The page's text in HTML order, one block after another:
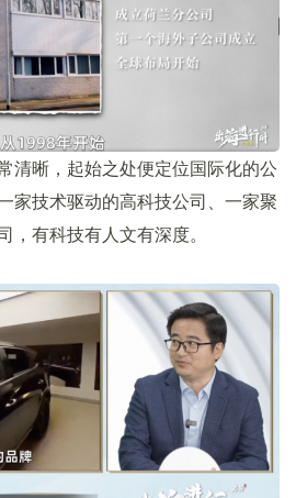
清晰，起始之处便定位国际化的公
家技术驱动的高科技公司、一家聚
有科技有人文有深度。